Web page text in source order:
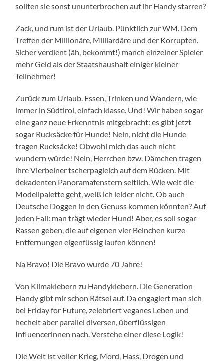
sollten sie sonst ununterbrochen auf ihr Handy starren?
Zack, und rum ist der Urlaub. Pünktlich zur WM. Dem
Treffen der Millionäre, Milliardäre und der Korrupten.
Sicher verdient (äh, bekommt!) manch einzelner Spieler
mehr Geld als der Staatshaushalt einiger kleiner
Teilnehmer!
Zurück zum Urlaub. Essen, Trinken und Wandern, wie
immer in Südtirol, einfach klasse. Und! Wir haben sogar
eine ganz neue Erkenntnis mitgebracht: es gibt jetzt
sogar Rucksäcke für Hunde! Nein, nicht die Hunde
tragen Rucksäcke! Obwohl mich das auch nicht
wundern würde! Nein, Herrchen bzw. Dämchen tragen
ihre Vierbeiner tscherpagleich auf dem Rücken. Mit
dekadenten Panoramafenstern seitlich. Wie weit die
Modellpalette geht, weiß ich leider nicht. Ob auch
Deutsche Doggen in den Genuss kommen könnten? Auf
jeden Fall: man trägt wieder Hund! Aber, es soll sogar
Rassen geben, die auf eigenen vier Beinchen kurze
Entfernungen eigenfüssig laufen können!
Na Bravo! Die Bravo wurde 70 Jahre!
Von Klimaklebern zu Handyklebern. Die Generation
Handy gibt mir schon Rätsel auf. Da engagiert man sich
bei Friday for Future, zelebriert veganes Leben und
hechelt aber parallel diversen, überflüssigen
Influencerinnen nach. Verstehe einer diese Logik!
Die Welt ist voller Krieg, Mord, Hass, Drogen und